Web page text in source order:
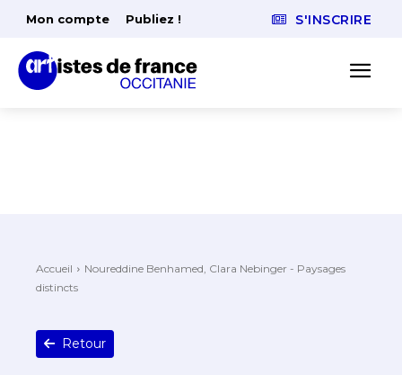
Mon compte Publiez ! S'INSCRIRE
Accueil
Noureddine Benhamed, Clara Nebinger - Paysages
distincts
Retour